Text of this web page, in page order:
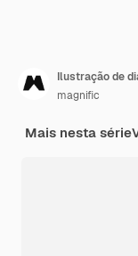
Ilustração de
magnific
Mais nesta série